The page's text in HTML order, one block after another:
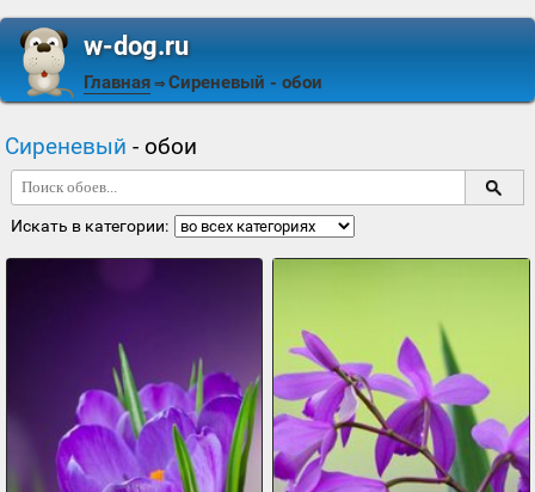
w-dog.ru
Главная ⇒ Сиреневый - обои
Сиреневый - обои
Искать в категории: